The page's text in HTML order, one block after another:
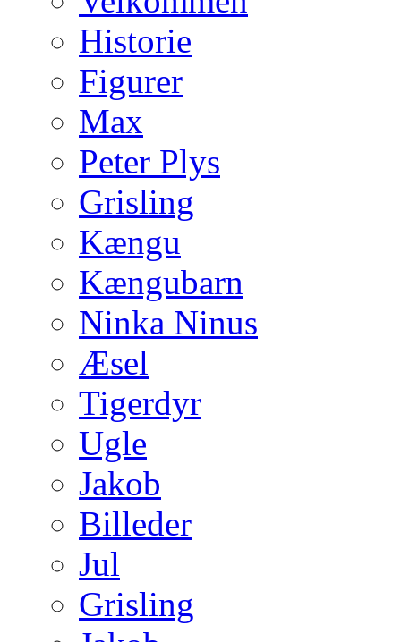
Historie
Figurer
Max
Peter Plys
Grisling
Kængu
Kængubarn
Ninka Ninus
Æsel
Tigerdyr
Ugle
Jakob
Billeder
Jul
Grisling